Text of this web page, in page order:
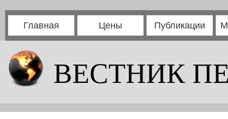
Главная Цены Публикации
ВЕСТНИК